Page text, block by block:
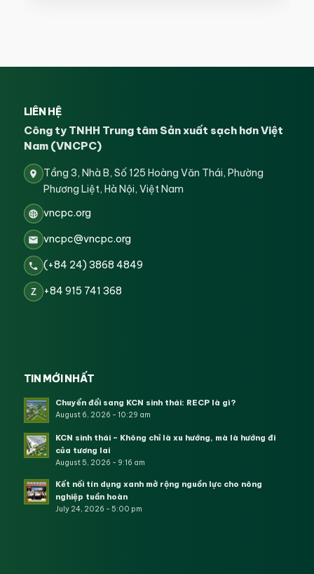
LIÊN HỆ
Công ty TNHH Trung tâm Sản xuất sạch hơn Việt
Nam (VNCPC)
Tầng 3, Nhà B, Số 125 Hoàng Văn Thái, Phường
Phương Liệt, Hà Nội, Việt Nam
vncpc.org
vncpc@vncpc.org
(+84 24) 3868 4849
Z +84 915 741 368
TIN MỚI NHẤT
Chuyển đổi sang KCN sinh thái: RECP là gì?
August 6, 2026 - 10:29 am
KCN sinh thái – Không chỉ là xu hướng, mà là hướng đi
của tương lai
August 5, 2026 - 9:16 am
Kết nối tín dụng xanh mở rộng nguồn lực cho nông
nghiệp tuần hoàn
July 24, 2026 - 5:00 pm